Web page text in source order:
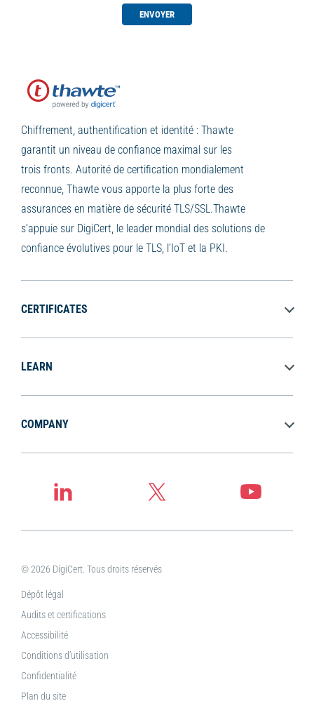
ENVOYER
Chiffrement, authentification et identité : Thawte
garantit un niveau de confiance maximal sur les
trois fronts. Autorité de certification mondialement
reconnue, Thawte vous apporte la plus forte des
assurances en matière de sécurité TLS/SSL.Thawte
s’appuie sur DigiCert, le leader mondial des solutions de
confiance évolutives pour le TLS, l’IoT et la PKI.
CERTIFICATES
LEARN
COMPANY
© 2026 DigiCert. Tous droits réservés
Dépôt légal
Audits et certifications
Accessibilité
Conditions d’utilisation
Confidentialité
Plan du site